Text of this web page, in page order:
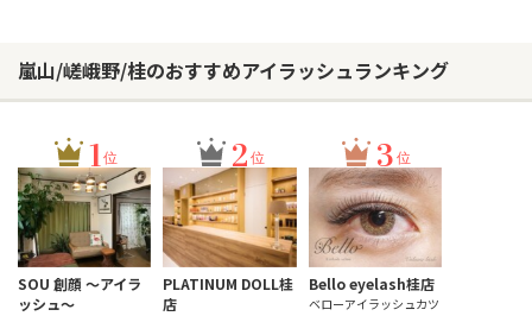
嵐山/嵯峨野/桂のおすすめアイラッシュランキング
1位
SOU 創顔 ～アイラ
ッシュ～
2 位
PLATINUM DOLL桂
店
3 位
Bello eyelash桂店
ベローアイラッシュカツ